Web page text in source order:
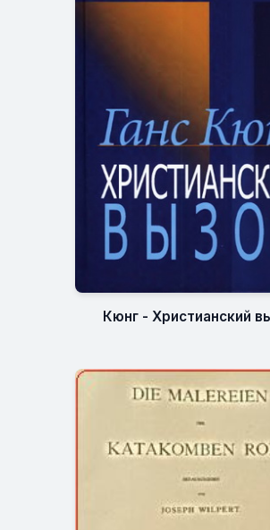
Кюнг - Христианский